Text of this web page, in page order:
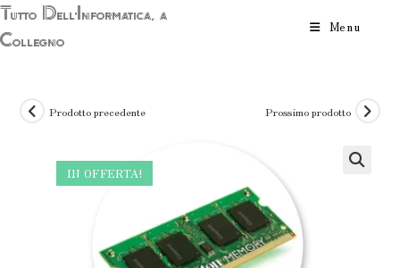
Salta
al
Tutto Dell'Informatica, a
Collegno
Menu
IN OFFERTA!
Prodotto precedente Prossimo prodotto